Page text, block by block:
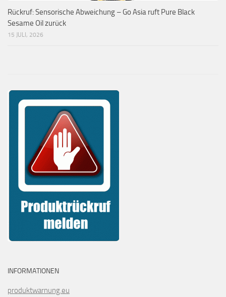
Rückruf: Sensorische Abweichung – Go Asia ruft Pure Black
Sesame Oil zurück
15 JULI, 2026
INFORMATIONEN
produktwarnung.eu